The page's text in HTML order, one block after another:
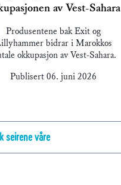
av Vest-Sahara
Produsentene bak Exit og
bidrar i Marokkos
okkupasjon av Vest-Sahara.
Publisert 06. juni 2026
seirene våre